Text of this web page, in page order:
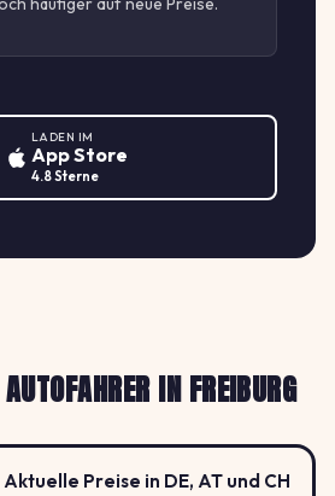
LADEN IM
App Store
4.8 Sterne
IN FREIBURG
Preise in DE, AT und CH